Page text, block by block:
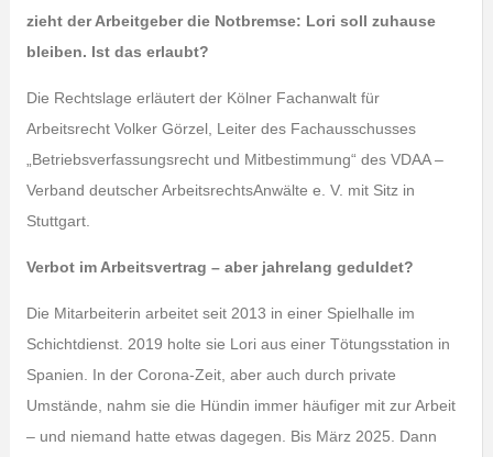
zieht der Arbeitgeber die Notbremse: Lori soll zuhause
bleiben. Ist das erlaubt?
Die Rechtslage erläutert der Kölner Fachanwalt für
Arbeitsrecht Volker Görzel, Leiter des Fachausschusses
„Betriebsverfassungsrecht und Mitbestimmung“ des VDAA –
Verband deutscher ArbeitsrechtsAnwälte e. V. mit Sitz in
Stuttgart.
Verbot im Arbeitsvertrag – aber jahrelang geduldet?
Die Mitarbeiterin arbeitet seit 2013 in einer Spielhalle im
Schichtdienst. 2019 holte sie Lori aus einer Tötungsstation in
Spanien. In der Corona-Zeit, aber auch durch private
Umstände, nahm sie die Hündin immer häufiger mit zur Arbeit
– und niemand hatte etwas dagegen. Bis März 2025. Dann